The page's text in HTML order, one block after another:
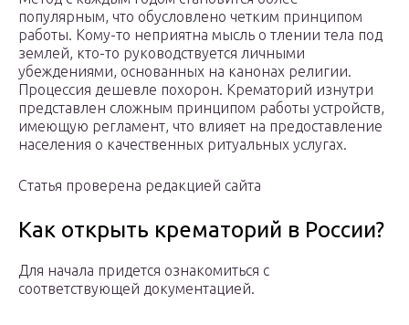
популярным, что обусловлено четким принципом
работы. Кому-то неприятна мысль о тлении тела под
землей, кто-то руководствуется личными
убеждениями, основанных на канонах религии.
Процессия дешевле похорон. Крематорий изнутри
представлен сложным принципом работы устройств,
имеющую регламент, что влияет на предоставление
населения о качественных ритуальных услугах.
Статья проверена редакцией сайта
Как открыть крематорий в России?
Для начала придется ознакомиться с
соответствующей документацией.